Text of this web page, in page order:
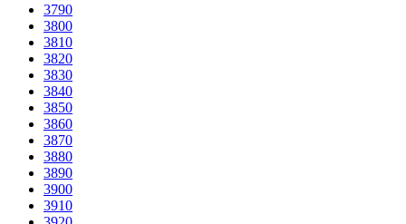
3790
3800
3810
3820
3830
3840
3850
3860
3870
3880
3890
3900
3910